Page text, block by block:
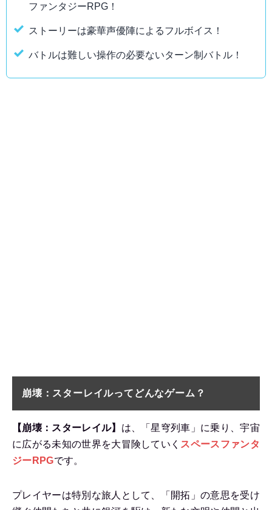
ファンタジーRPG！
ストーリーは豪華声優陣によるフルボイス！
バトルは難しい操作の必要ないターン制バトル！
崩壊：スターレイルってどんなゲーム？
【崩壊：スターレイル】 は、「星穹列車」に乗り、宇宙
に広がる未知の世界を大冒険していく スペースファンタ
ジーRPGです。
プレイヤーは特別な旅人として、「開拓」の意思を受け